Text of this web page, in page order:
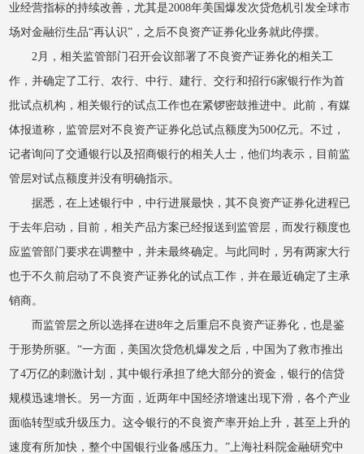
业经营指标的持续改善，尤其是2008年美国爆发次贷危机引发全球市
场对金融衍生品“再认识”，之后不良资产证券化业务就此停摆。
2月，相关监管部门召开会议部署了不良资产证券化的相关工
作，并确定了工行、农行、中行、建行、交行和招行6家银行作为首
批试点机构，相关银行的试点工作也在紧锣密鼓推进中。此前，有媒
体报道称，监管层对不良资产证券化总试点额度为500亿元。不过，
记者询问了交通银行以及招商银行的相关人士，他们均表示，目前监
管层对试点额度并没有明确指示。
据悉，在上述银行中，中行进展最快，其不良资产证券化进程已
于去年启动，目前，相关产品方案已经报送到监管层，而发行额度也
应监管部门要求在调整中，并未最终确定。与此同时，另有两家大行
也于不久前启动了不良资产证券化的试点工作，并在最近确定了主承
销商。
而监管层之所以选择在进8年之后重启不良资产证券化，也是鉴
于形势所驱。“一方面，美国次贷危机爆发之后，中国为了救市推出
了4万亿的刺激计划，其中银行承担了绝大部分的资金，银行的信贷
规模迅速增长。另一方面，近两年中国经济增速出现下滑，各个产业
面临转型或升级压力。这令银行的不良资产率开始上升，甚至上升的
速度有所加快，整个中国银行业备感压力。”上海社科院金融研究中